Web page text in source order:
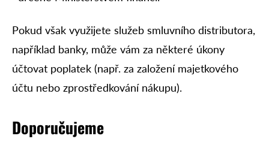
Pokud však využijete služeb smluvního distributora,
například banky, může vám za některé úkony
účtovat poplatek (např. za založení majetkového
účtu nebo zprostředkování nákupu).
Doporučujeme